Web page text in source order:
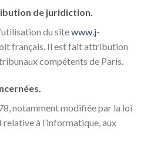
de juridiction.
du sitewww.j-
français. Il est fait attribution
compétents de Paris.
notamment modifiée par la loi
à l’informatique, aux